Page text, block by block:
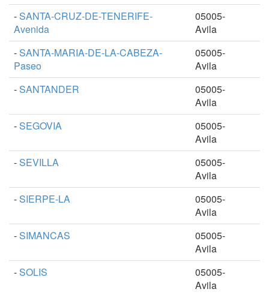
-SANTA-CRUZ-DE-TENERIFE-
Avenida
05005-
Avila
-SANTA-MARIA-DE-LA-CABEZA-
Paseo
05005-
Avila
-SANTANDER
05005-
Avila
-SEGOVIA
05005-
Avila
-SEVILLA
05005-
Avila
-SIERPE-LA
05005-
Avila
-SIMANCAS
05005-
Avila
-SOLIS
05005-
Avila